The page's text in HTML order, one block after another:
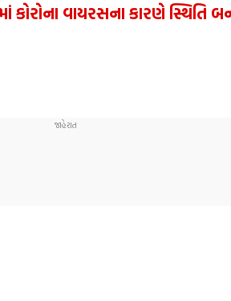
કોરોના વાયરસના કારણે સ્થિતિ